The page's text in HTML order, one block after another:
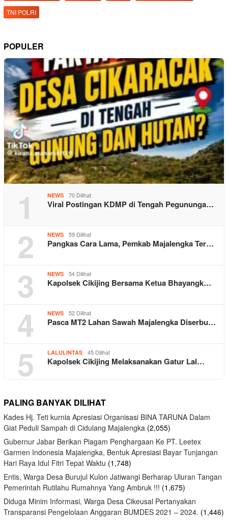
TNI POLRI
POPULER
1 NEWS 70 Dilihat
Viral Postingan KDMP di Tengah Pegununga…
2 NEWS 59 Dilihat
Pangkas Cara Lama, Pemkab Majalengka Ter…
3 NEWS 54 Dilihat
Kapolsek Cikijing Bersama Ketua Bhayangk…
4 NEWS 52 Dilihat
Pasca MT2 Lahan Sawah Majalengka Diserbu…
5 LALULINTAS 45 Dilihat
Kapolsek Cikijing Melaksanakan Gatur Lal…
PALING BANYAK DILIHAT
Kades Hj. Teti kurnia Apresiasi Organisasi BINA TARUNA Dalam
Giat Peduli Sampah di Cidulang Majalengka (2,055)
Gubernur Jabar Berikan Piagam Penghargaan Ke PT. Leetex
Garmen Indonesia Majalengka, Bentuk Apresiasi Bayar Tunjangan
Hari Raya Idul Fitri Tepat Waktu (1,748)
Entis, Warga Desa Burujul Kulon Jatiwangi Berharap Uluran Tangan
Pemerintah Rutilahu Rumahnya Yang Ambruk !!! (1,675)
Diduga Minim Informasi, Warga Desa Cikeusal Pertanyakan
Transparansi Pengelolaan Anggaran BUMDES 2021 – 2024. (1,446)